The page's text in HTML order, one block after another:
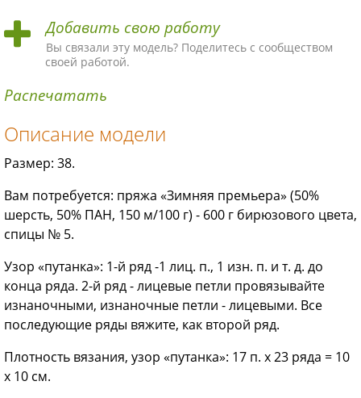
ма
ма ма ма ма!
Добавить свою работу
Вы связали эту модель? Поделитесь с сообществом
своей работой.
Распечатать
Описание модели
Размер: 38.
Вам потребуется: пряжа «Зимняя премьера» (50%
шерсть, 50% ПАН, 150 м/100 г) - 600 г бирюзового цвета,
спицы № 5.
Узор «путанка»: 1-й ряд -1 лиц. п., 1 изн. п. и т. д. до
конца ряда. 2-й ряд - лицевые петли провязывайте
изнаночными, изнаночные петли - лицевыми. Все
последующие ряды вяжите, как второй ряд.
Плотность вязания, узор «путанка»: 17 п. х 23 ряда = 10
x 10 см.